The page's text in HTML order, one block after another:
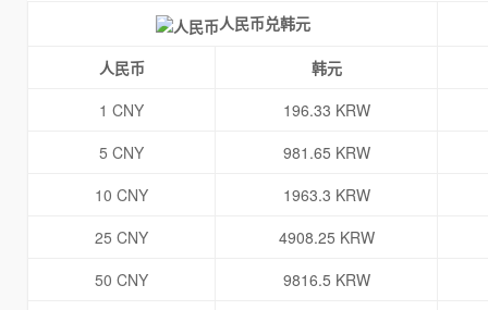
人民币兑韩元
人民币
韩元
1 CNY
196.33 KRW
5 CNY
981.65 KRW
10 CNY
1963.3 KRW
25 CNY
4908.25 KRW
50 CNY
9816.5 KRW